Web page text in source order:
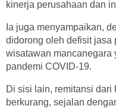
kinerja perusahaan dan
Ia juga menyampaikan,
didorong oleh defisit jasa
wisatawan mancanegara
pandemi COVID-19.
Di sisi lain, remitansi dari
berkurang, sejalan